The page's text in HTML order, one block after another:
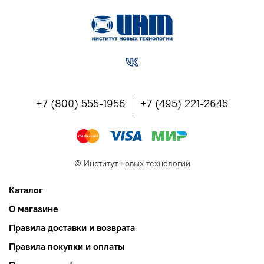
+7 (800) 555-1956 +7 (495) 221-2645
© Институт новых технологий
Каталог
О магазине
Правила доставки и возврата
Правила покупки и оплаты